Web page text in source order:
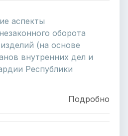
аспекты
оборота
(на основе
внутренних дел и
Республики
Подробно